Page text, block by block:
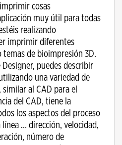
cosas
muy útil para todas
realizando
imprimir diferentes
de bioimpresión 3D.
puedes describir
una variedad de
al CAD para el
del CAD, tiene la
los aspectos del proceso
… dirección, velocidad,
número de